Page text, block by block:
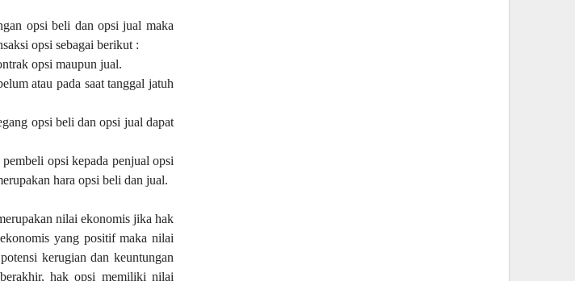
opsi beli dan opsi jual maka
opsi sebagai berikut :
opsi maupun jual.
atau pada saat tanggal jatuh
opsi beli dan opsi jual dapat
opsi kepada penjual opsi
hara opsi beli dan jual.
nilai ekonomis jika hak
yang positif maka nilai
kerugian dan keuntungan
hak opsi memiliki nilai